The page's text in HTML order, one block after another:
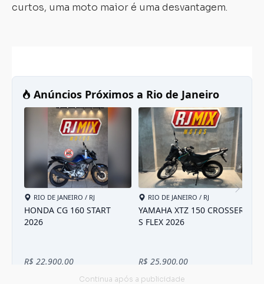
curtos, uma moto maior é uma desvantagem.